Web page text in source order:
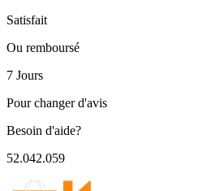
Satisfait
Ou remboursé
7 Jours
Pour changer d'avis
Besoin d'aide?
52.042.059